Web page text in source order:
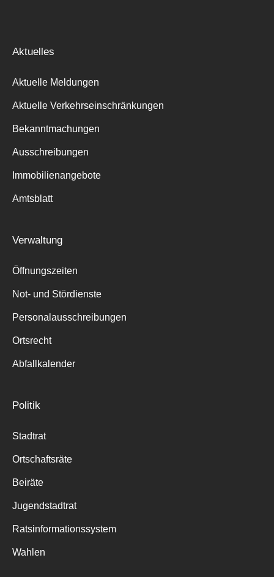
Aktuelles
Aktuelle Meldungen
Aktuelle Verkehrseinschränkungen
Bekanntmachungen
Ausschreibungen
Immobilienangebote
Amtsblatt
Verwaltung
Öffnungszeiten
Not- und Stördienste
Personalausschreibungen
Ortsrecht
Abfallkalender
Politik
Stadtrat
Ortschaftsräte
Beiräte
Jugendstadtrat
Ratsinformationssystem
Wahlen